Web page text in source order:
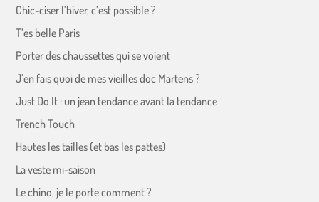
Chic-ciser l’hiver, c’est possible ?
T’es belle Paris
Porter des chaussettes qui se voient
J’en fais quoi de mes vieilles doc Martens ?
Just Do It : un jean tendance avant la tendance
Trench Touch
Hautes les tailles (et bas les pattes)
La veste mi-saison
Le chino, je le porte comment ?